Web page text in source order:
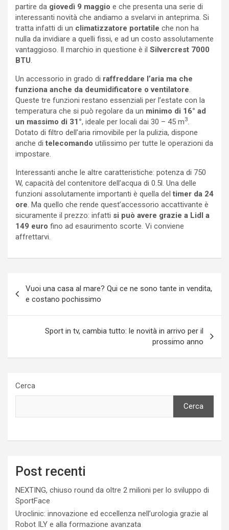
partire da giovedì 9 maggio e che presenta una serie di
interessanti novità che andiamo a svelarvi in anteprima. Si
tratta infatti di un climatizzatore portatile che non ha
nulla da invidiare a quelli fissi, e ad un costo assolutamente
vantaggioso. Il marchio in questione è il Silvercrest 7000
BTU.
Un accessorio in grado di raffreddare l’aria ma che
funziona anche da deumidificatore o ventilatore.
Queste tre funzioni restano essenziali per l’estate con la
temperatura che si può regolare da un minimo di 16° ad
un massimo di 31°, ideale per locali dai 30 – 45 m3.
Dotato di filtro dell’aria rimovibile per la pulizia, dispone
anche ditelecomando utilissimo per tutte le operazioni da
impostare.
Interessanti anche le altre caratteristiche: potenza di 750
W, capacità del contenitore dell’acqua di 0.5l. Una delle
funzioni assolutamente importanti è quella deltimer da 24
ore. Ma quello che rende quest’accessorio accattivante è
sicuramente il prezzo: infatti si può avere grazie a Lidl a
149 euro fino ad esaurimento scorte. Vi conviene
affrettarvi.
articoli
Vuoi una casa al mare? Qui ce ne sono tante in vendita,
e costano pochissimo
Sport in tv, cambia tutto: le novità in arrivo per il
prossimo anno
Cerca
Cerca
Post recenti
NEXTING, chiuso round da oltre 2 milioni per lo sviluppo di
SportFace
Uroclinic: innovazione ed eccellenza nell’urologia grazie al
Robot ILY e alla formazione avanzata